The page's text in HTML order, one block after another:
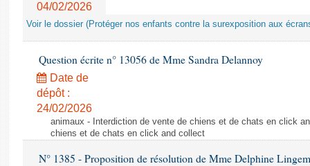
04/02/2026
Voir le dossier (Protéger nos enfants contre la surexposition aux
Question écrite n° 13056 de Mme Sandra Delannoy
Date de
dépôt :
24/02/2026
animaux - Interdiction de vente de chiens et de chats en click
chiens et de chats en click and collect
N° 1385 - Proposition de résolution de Mme Delphine